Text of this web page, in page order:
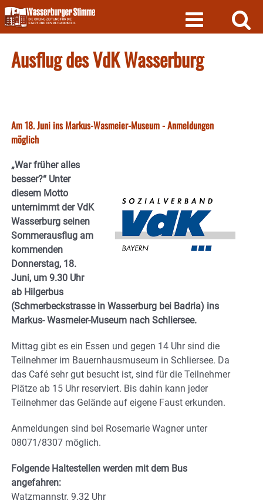
Skip
to
content
Ausflug des VdK Wasserburg
Am 18. Juni ins Markus-Wasmeier-Museum - Anmeldungen
möglich
„War früher alles
besser?“ Unter
diesem Motto
unternimmt der VdK
Wasserburg seinen
Sommerausflug am
kommenden
Donnerstag, 18.
Juni, um 9.30 Uhr
ab Hilgerbus
(Schmerbeckstrasse in Wasserburg bei Badria) ins
Markus- Wasmeier-Museum nach Schliersee.
Mittag gibt es ein Essen und gegen 14 Uhr sind die
Teilnehmer im Bauernhausmuseum in Schliersee. Da
das Café sehr gut besucht ist, sind für die Teilnehmer
Plätze ab 15 Uhr reserviert. Bis dahin kann jeder
Teilnehmer das Gelände auf eigene Faust erkunden.
Anmeldungen sind bei Rosemarie Wagner unter
08071/8307 möglich.
Folgende Haltestellen werden mit dem Bus
angefahren:
Watzmannstr. 9.32 Uhr